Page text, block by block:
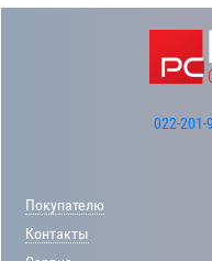
022-201-
Покупателю
Контакты